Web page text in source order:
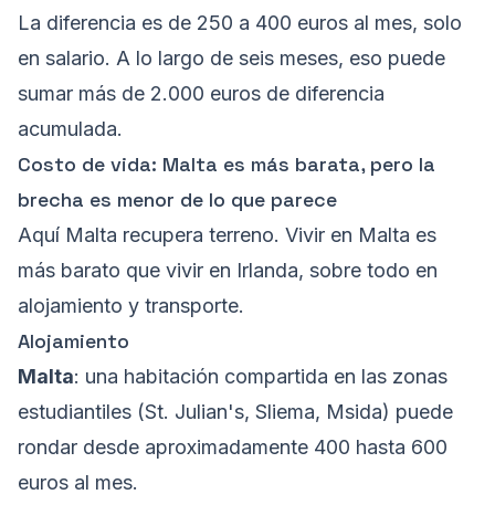
La diferencia es de 250 a 400 euros al mes, solo
en salario. A lo largo de seis meses, eso puede
sumar más de 2.000 euros de diferencia
acumulada.
Costo de vida: Malta es más barata, pero la
brecha es menor de lo que parece
Aquí Malta recupera terreno. Vivir en Malta es
más barato que vivir en Irlanda, sobre todo en
alojamiento y transporte.
Alojamiento
Malta: una habitación compartida en las zonas
estudiantiles (St. Julian's, Sliema, Msida) puede
rondar desde aproximadamente 400 hasta 600
euros al mes.